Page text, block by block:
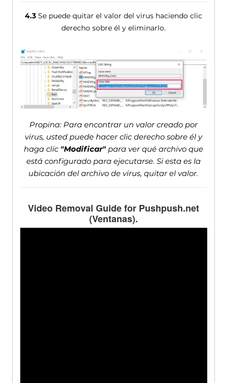
4.3Se puede quitar el valor del virus haciendo clic
derecho sobre él y eliminarlo.
Propina: Para encontrar un valor creado por
virus, usted puede hacer clic derecho sobre él y
haga clic "Modificar"para ver qué archivo que
está configurado para ejecutarse. Si esta es la
ubicación del archivo de virus, quitar el valor.
Video Removal Guide for Pushpush.net
(Ventanas).